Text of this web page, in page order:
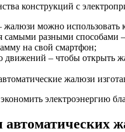
конструкций с
жалюзи можно
самыми разными способами
на свой смартфон;
движений – чтобы открыть
жалюзи
электроэнергию
автоматических